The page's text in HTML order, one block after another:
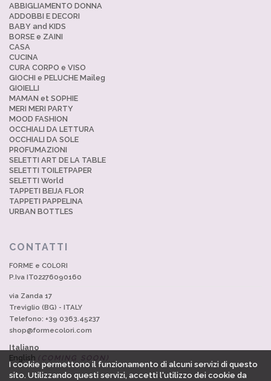
ABBIGLIAMENTO DONNA
ADDOBBI E DECORI
BABY and KIDS
BORSE e ZAINI
CASA
CUCINA
CURA CORPO e VISO
GIOCHI e PELUCHE Maileg
GIOIELLI
MAMAN et SOPHIE
MERI MERI PARTY
MOOD FASHION
OCCHIALI DA LETTURA
OCCHIALI DA SOLE
PROFUMAZIONI
SELETTI ART DE LA TABLE
SELETTI TOILETPAPER
SELETTI World
TAPPETI BEIJA FLOR
TAPPETI PAPPELINA
URBAN BOTTLES
CONTATTI
FORME e COLORI
P.Iva IT02276090160
via Zanda 17
Treviglio (BG) - ITALY
Telefono: +39 0363.45237
shop@formecolori.com
Italiano
English (COMING SOON)
I cookie permettono il funzionamento di alcuni servizi di questo
sito. Utilizzando questi servizi, accetti l'utilizzo dei cookie da